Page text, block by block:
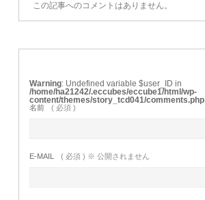
この記事へのコメントはありません。
Warning : Undefined variable $user_ID in
/home/ha21242/.eccubes/eccube1/html/wp-
content/themes/story_tcd041/comments.php
名前 ( 必須 )
E-MAIL ( 必須 ) ※ 公開されません